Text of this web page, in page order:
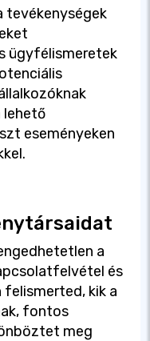
tevékenységek
ügyfélismeretek
lehető
eseményeken
a
és
kik a
fontos
meg